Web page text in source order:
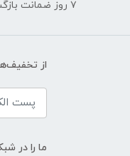
۷ روز ضمانت بازگشت
از
ما را در